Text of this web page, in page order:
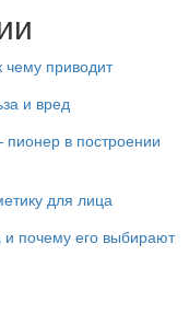
чему приводит
и вред
в построении
для лица
и почему его выбирают